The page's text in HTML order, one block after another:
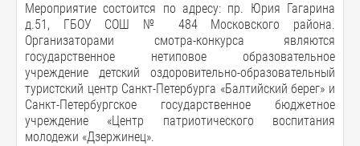
Мероприятие состоится по адресу: пр. Юрия Гагарина
д.51, ГБОУ СОШ № 484 Московского района.
Организаторами смотра-конкурса являются
государственное нетиповое образовательное
учреждение детский оздоровительно-образовательный
туристский центр Санкт-Петербурга «Балтийский берег» и
Санкт-Петербургское государственное бюджетное
учреждение «Центр патриотического воспитания
молодежи «Дзержинец».